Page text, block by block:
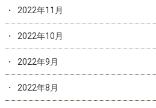
2022年11月
2022年10月
2022年9月
2022年8月